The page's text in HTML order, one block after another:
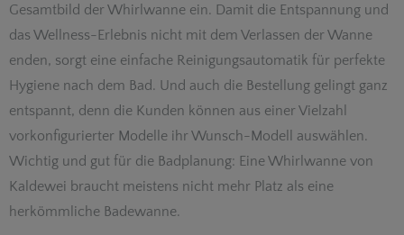
Gesamtbild der Whirlwanne ein. Damit die Entspannung und
das Wellness-Erlebnis nicht mit dem Verlassen der Wanne
enden, sorgt eine einfache Reinigungsautomatik für perfekte
Hygiene nach dem Bad. Und auch die Bestellung gelingt ganz
entspannt, denn die Kunden können aus einer Vielzahl
vorkonfigurierter Modelle ihr Wunsch-Modell auswählen.
Wichtig und gut für die Badplanung: Eine Whirlwanne von
Kaldewei braucht meistens nicht mehr Platz als eine
herkömmliche Badewanne.